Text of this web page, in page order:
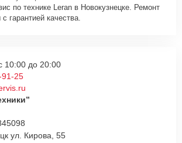
по технике Leran в Новокузнецке. Ремонт
гарантией качества.
ул. Кирова, 55
10:00 до 20:00
25